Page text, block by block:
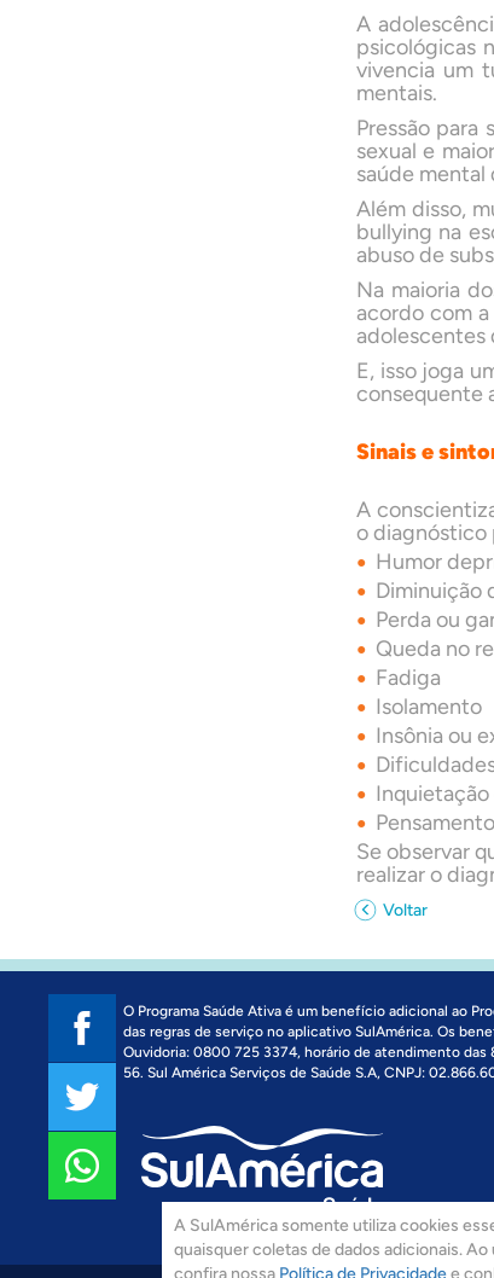
A SulAmérica somente utiliza cookies
quaisquer coletas de dados adicionais.
confira nossa Política de Privacidadee
A
psicológicas
vivencia um
mentais.
Pressão
sexual e
saúde mental
Além disso,
bullying na
abuso de
Na maioria
acordo com
adolescentes
E, isso joga
consequente
Sinais e
A
o diagnóstico
Humor
Diminuição
Perda ou
Queda no
Fadiga
Isolamento
Insônia ou
Se observar
realizar o
Voltar
O Programa Saúde Ativa é um benefício adicional ao
das regras de serviço no aplicativo SulAmérica. Os
Ouvidoria: 0800 725 3374, horário de atendimento das
56. Sul América Serviços de Saúde S.A, CNPJ: